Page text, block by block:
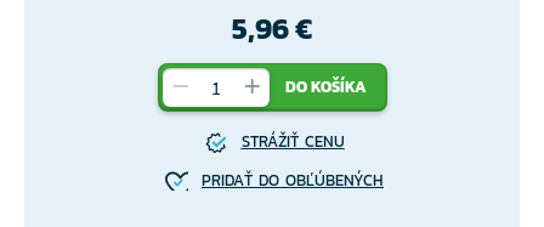
5,96 €
DO KOŠÍKA
STRÁŽIŤ CENU
PRIDAŤ DO OBĽÚBENÝCH